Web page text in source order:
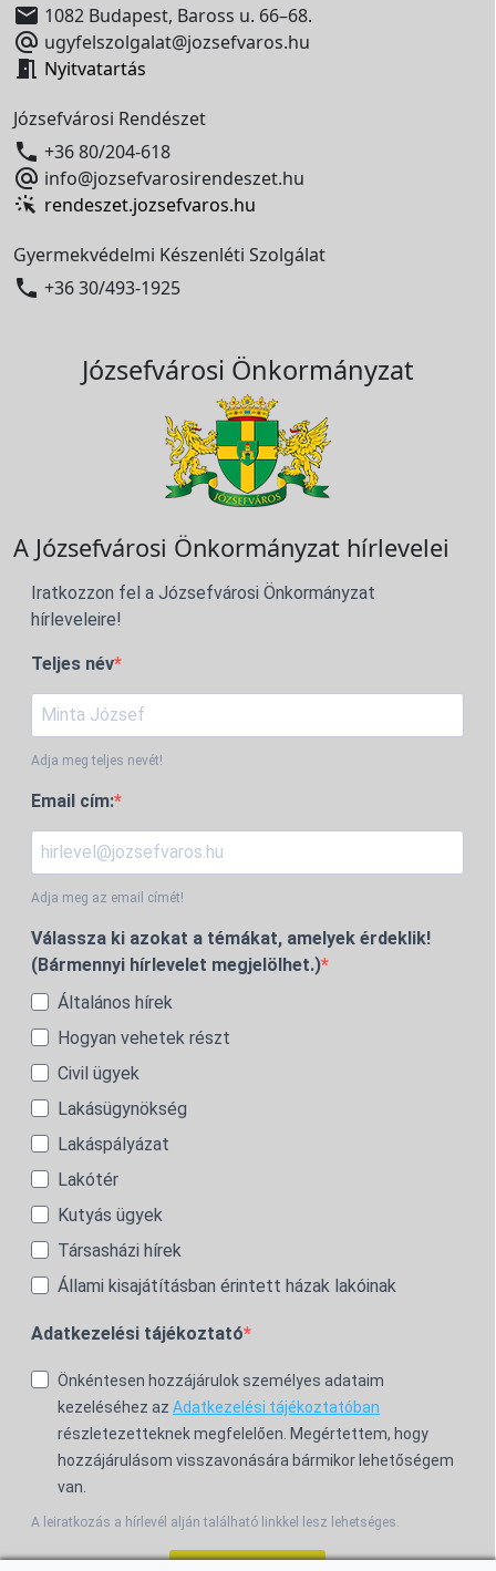
 1082 Budapest, Baross u. 66–68.
 ugyfelszolgalat@jozsefvaros.hu
 Nyitvatartás
Józsefvárosi Rendészet
 +36 80/204-618
 info@jozsefvarosirendeszet.hu
rendeszet.jozsefvaros.hu
Gyermekvédelmi Készenléti Szolgálat
 +36 30/493-1925
Józsefvárosi Önkormányzat
A Józsefvárosi Önkormányzat hírlevelei
Iratkozzon fel a Józsefvárosi Önkormányzat
hírleveleire!
Teljes név
Adja meg teljes nevét!
Email cím:
Adja meg az email címét!
Válassza ki azokat a témákat, amelyek érdeklik!
(Bármennyi hírlevelet megjelölhet.)
Általános hírek
Hogyan vehetek részt
Civil ügyek
Lakásügynökség
Lakáspályázat
Lakótér
Kutyás ügyek
Társasházi hírek
Állami kisajátításban érintett házak lakóinak
Adatkezelési tájékoztató
Önkéntesen hozzájárulok személyes adataim
kezeléséhez az Adatkezelési tájékoztatóban
részletezetteknek megfelelően. Megértettem, hogy
hozzájárulásom visszavonására bármikor lehetőségem
van.
A leiratkozás a hírlevél alján található linkkel lesz lehetséges.